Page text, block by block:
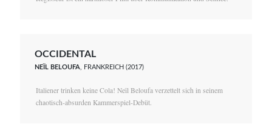
OCCIDENTAL
NEÏL BELOUFA , FRANKREICH (2017)
Italiener trinken keine Cola! Neïl Beloufa verzettelt sich in seinem
chaotisch-absurden Kammerspiel-Debüt.